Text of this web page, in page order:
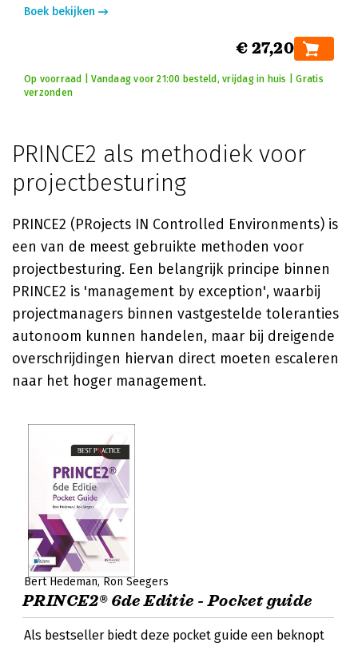
Boek bekijken
€ 27,20
Op voorraad | Vandaag voor 21:00 besteld, vrijdag in huis | Gratis
verzonden
PRINCE2 als methodiek voor
projectbesturing
PRINCE2 (PRojects IN Controlled Environments) is
een van de meest gebruikte methoden voor
projectbesturing. Een belangrijk principe binnen
PRINCE2 is 'management by exception', waarbij
projectmanagers binnen vastgestelde toleranties
autonoom kunnen handelen, maar bij dreigende
overschrijdingen hiervan direct moeten escaleren
naar het hoger management.
Bert Hedeman Ron Seegers
PRINCE2® 6de Editie - Pocket guide
Als bestseller biedt deze pocket guide een beknopt